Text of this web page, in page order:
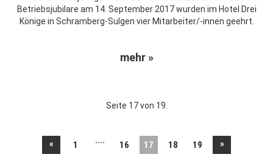
Betriebsjubilare am 14. September 2017 wurden im Hotel Drei
Könige in Schramberg-Sulgen vier Mitarbeiter/-innen geehrt.
mehr »
Seite 17 von 19.
« 1 .... 16 17 18 19 »